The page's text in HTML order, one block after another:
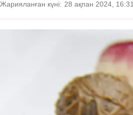
Жарияланған күні: 28 ақпан 2024, 16:31